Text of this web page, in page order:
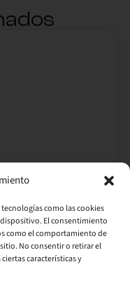
como las cookies
El consentimiento
como el comportamiento de
No consentir o retirar el
características y
invertir en
en bolsa ahora
pregunta no